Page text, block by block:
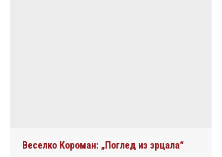
Веселко Короман: „Поглед из зрцала“